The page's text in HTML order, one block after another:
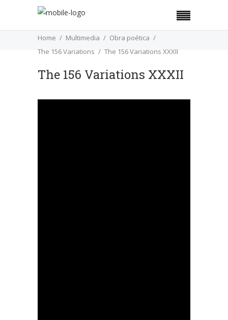
Home Multimedia
Obra poética
The 156 Variations
The 156 Variations XXXII
The 156 Variations XXXII